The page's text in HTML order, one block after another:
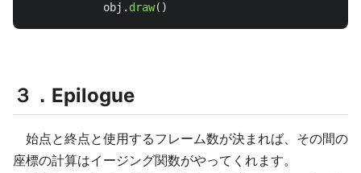
obj . draw()
３．Epilogue
始点と終点と使用するフレーム数が決まれば、その間の
座標の計算はイージング関数がやってくれます。